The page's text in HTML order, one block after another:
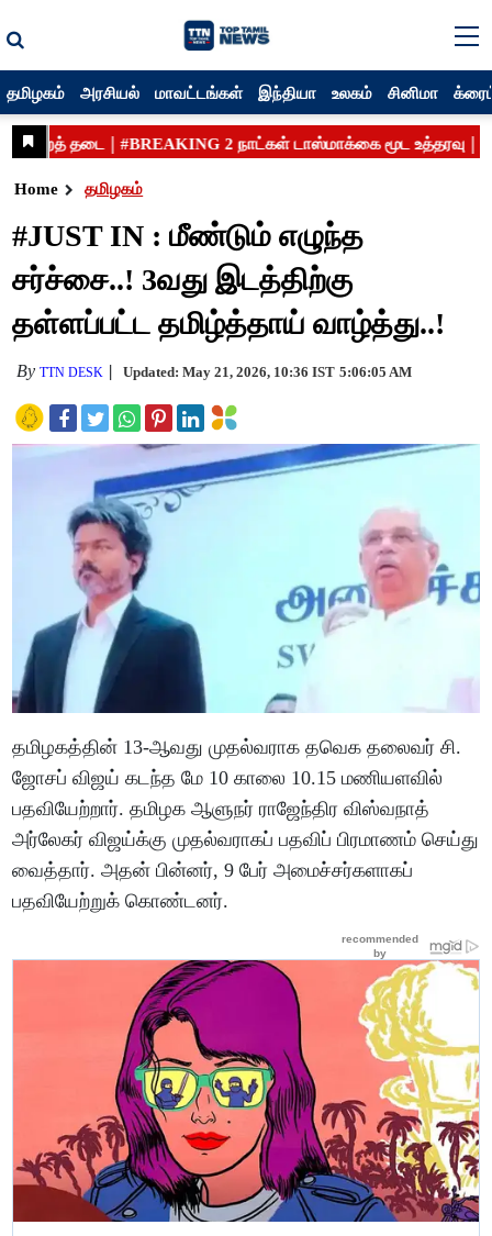
தமிழகம் அரசியல் மாவட்டங்கள் இந்தியா உலகம் சினிமா
Home தமிழகம்
#JUST IN : மீண்டும் எழுந்த
சர்ச்சை..! 3வது இடத்திற்கு
தள்ளப்பட்ட தமிழ்த்தாய் வாழ்த்து..!
ByTTN DESK Updated: May 21, 2026, 10:36 IST 5:06:05 AM
தமிழகத்தின் 13-ஆவது முதல்வராக தவெக தலைவர் சி.
ஜோசப் விஜய் கடந்த மே 10 காலை 10.15 மணியளவில்
பதவியேற்றார். தமிழக ஆளுநர் ராஜேந்திர விஸ்வநாத்
அர்லேகர் விஜய்க்கு முதல்வராகப் பதவிப் பிரமாணம் செய்து
வைத்தார். அதன் பின்னர், 9 பேர் அமைச்சர்களாகப்
பதவியேற்றுக் கொண்டனர்.